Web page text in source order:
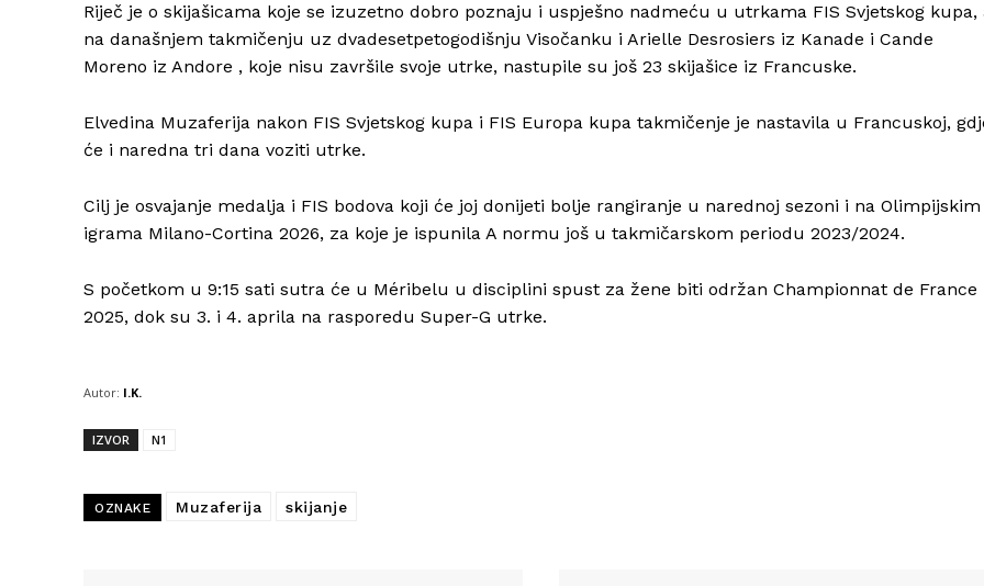
Info
O nama
Riječ je o skijašicama koje se izuzetno dobro poznaju i uspješno nadmeću u utrkama FIS Svjetskog kupa,
na današnjem takmičenju uz dvadesetpetogodišnju Visočanku i Arielle Desrosiers iz Kanade i Cande
Moreno iz Andore , koje nisu završile svoje utrke, nastupile su još 23 skijašice iz Francuske.
Elvedina Muzaferija nakon FIS Svjetskog kupa i FIS Europa kupa takmičenje je nastavila u Francuskoj,
će i naredna tri dana voziti utrke.
Cilj je osvajanje medalja i FIS bodova koji će joj donijeti bolje rangiranje u narednoj sezoni i na Olimpijskim
igrama Milano-Cortina 2026, za koje je ispunila A normu još u takmičarskom periodu 2023/2024.
S početkom u 9:15 sati sutra će u Méribelu u disciplini spust za žene biti održan Championnat de France
2025, dok su 3. i 4. aprila na rasporedu Super-G utrke.
Autor: I.K.
IZVOR N1
OZNAKE Muzaferija skijanje